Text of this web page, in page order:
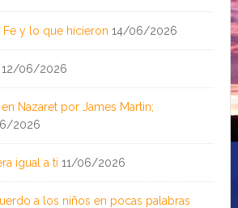
Fe y lo que hicieron 14/06/2026
12/06/2026
Nazaret por James Martin;
2026
igual a ti 11/06/2026
a los niños en pocas palabras